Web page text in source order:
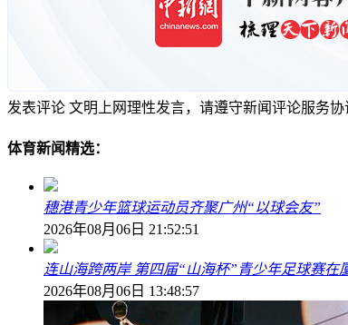
发表评论 文明上网理性发言，请遵守新闻评论服务协
体育新闻精选：
穗港青少年篮球运动员齐聚广州“以球会友”
2026年08月06日 21:52:51
连山海跨两岸 第四届“山海杯”青少年足球赛在
2026年08月06日 13:48:57